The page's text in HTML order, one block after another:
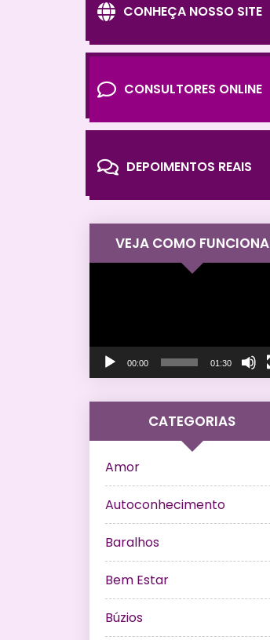
CONHEÇA NOSSO SITE
CONSULTORES ONLINE
DEPOIMENTOS REAIS
VEJA COMO FUNCIONA
00:00 01:30
CATEGORIAS
Amor
Autoconhecimento
Baralhos
Bem Estar
Búzios